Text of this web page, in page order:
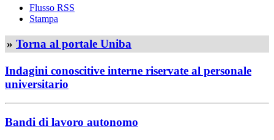
Flusso RSS
Stampa
» Torna al portale Uniba
Indagini conoscitive interne riservate al personale
universitario
Bandi di lavoro autonomo